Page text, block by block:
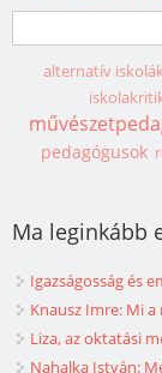
Keresés űrlap
Keresés
alternatív
pedagógusok
Ma leginkább
Igazságosság és
Knausz Imre: Mi a
Liza, az oktatási
Nahalka István: